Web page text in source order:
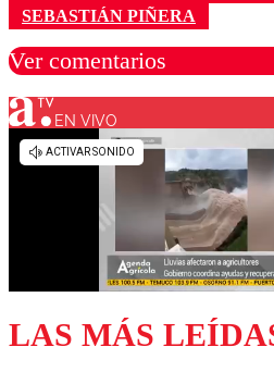
SEBASTIÁN PIÑERA
Ver comentarios
Los comentarios son
diálogo
EN VIVO
LAS MÁS